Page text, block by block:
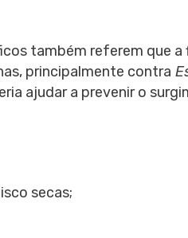
também referem que a
principalmente contra
ajudar a prevenir o
secas;